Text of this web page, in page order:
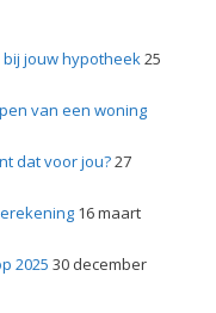
jouw hypotheek25
van een woning
dat voor jou?27
16 maart
2025 30 december